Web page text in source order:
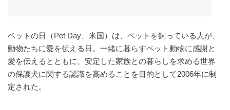
ペットの日（Pet Day、米国）は、ペットを飼っている人が、
動物たちに愛を伝える日。一緒に暮らすペット動物に感謝と
愛を伝えるとともに、安定した家族との暮らしを求める世界
の保護犬に関する認識を高めることを目的として2006年に制
定された。